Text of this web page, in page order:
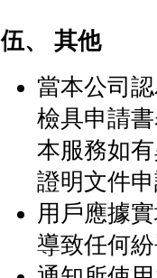
伍、 其他
當本公司
檢具申請
本服務如
證明文件
用戶應據
導致任何